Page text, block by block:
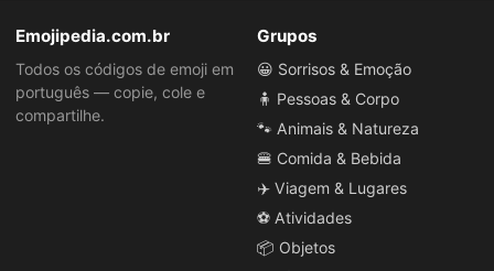
Emojipedia.com.br
Todos os códigos de emoji em
português — copie, cole e
compartilhe.
Grupos
😀 Sorrisos & Emoção
🧍 Pessoas & Corpo
🐾 Animais & Natureza
🍔 Comida & Bebida
✈️ Viagem & Lugares
⚽ Atividades
📦 Objetos